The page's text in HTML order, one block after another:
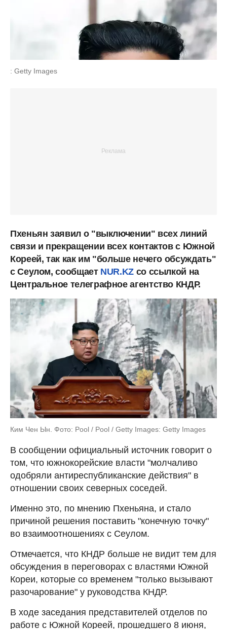
: Getty Images
Пхеньян заявил о "выключении" всех линий
связи и прекращении всех контактов с Южной
Кореей, так как им "больше нечего обсуждать"
с Сеулом, сообщает NUR.KZ со ссылкой на
Центральное телеграфное агентство КНДР.
Ким Чен Ын. Фото: Pool / Pool / Getty Images: Getty Images
В сообщении официальный источник говорит о
том, что южнокорейские власти "молчаливо
одобряли антиреспубликанские действия" в
отношении своих северных соседей.
Именно это, по мнению Пхеньяна, и стало
причиной решения поставить "конечную точку"
во взаимоотношениях с Сеулом.
Отмечается, что КНДР больше не видит тем для
обсуждения в переговорах с властями Южной
Кореи, которые со временем "только вызывают
разочарование" у руководства КНДР.
В ходе заседания представителей отделов по
работе с Южной Кореей, прошедшего 8 июня,